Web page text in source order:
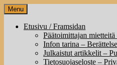
Skip
to
content
Menu
Etusivu / Framsidan
Päätoimittajan
Infon tarina –
Julkaistut artikkelit –
Tietosuojaseloste –